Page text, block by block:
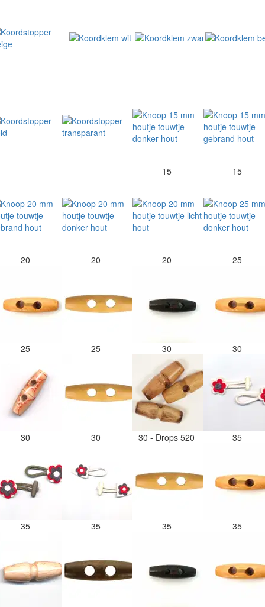
15 15
20 20 20 25
25 25 30 30
30 30 30 - Drops 520 35
35 35 35 35